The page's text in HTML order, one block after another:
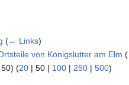
(← Links)
von Königslutter am Elm (
) (20 | 50 | 100 | 250 | 500)